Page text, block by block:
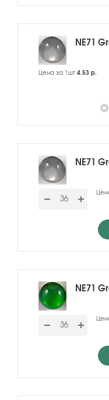
NE71
Цена за 1шт 4.53 р.
NE71
NE71